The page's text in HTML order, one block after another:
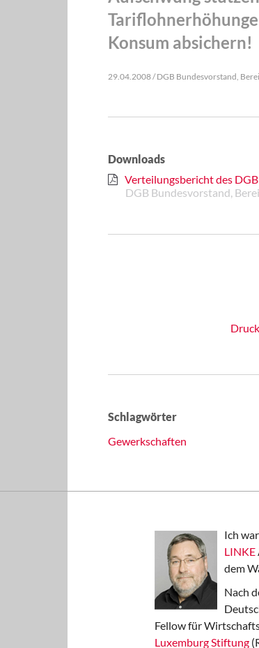
Konsum absichern!
29.04.2008 / DGB Bundesvorstand,
Downloads
Verteilungsbericht des
DGB Bundesvorstand,
Schlagwörter
Gewerkschaften
Ich
LINKE
dem
Nach
Fellow für
Luxemburg Stiftung